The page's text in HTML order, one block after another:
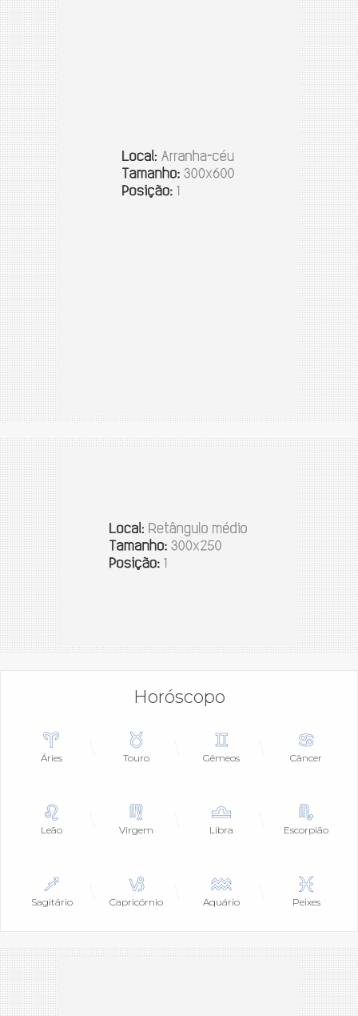
Horóscopo
Áries Touro Gêmeos Câncer
Leão Virgem Libra Escorpião
Sagitário Capricórnio Aquário Peixes